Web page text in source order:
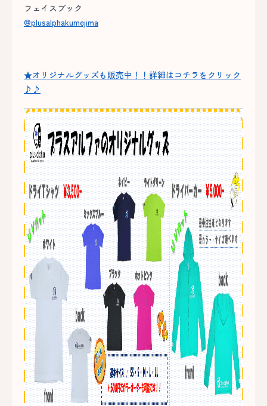
フェイスブック
@plusalphakumejima
★オリジナルグッズも販売中！！詳細はコチラをクリック
♪♪